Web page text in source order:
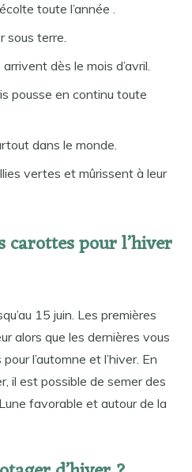
toute l’année .
sous terre.
dès le mois d’avril.
pousse en continu toute
dans le monde.
vertes et mûrissent à leur
carottes pour l’hiver
15 juin. Les premières
alors que les dernières vous
l’automne et l’hiver. En
il est possible de semer des
favorable et autour de la